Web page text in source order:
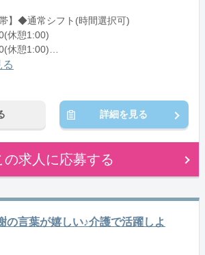
帯】◆通常シフト(時間選択可)
休憩1:00)
休憩1:00)
休憩1:00)
詳細を見る
の求人に応募する
言葉が嬉しい♪介護で活躍しよ